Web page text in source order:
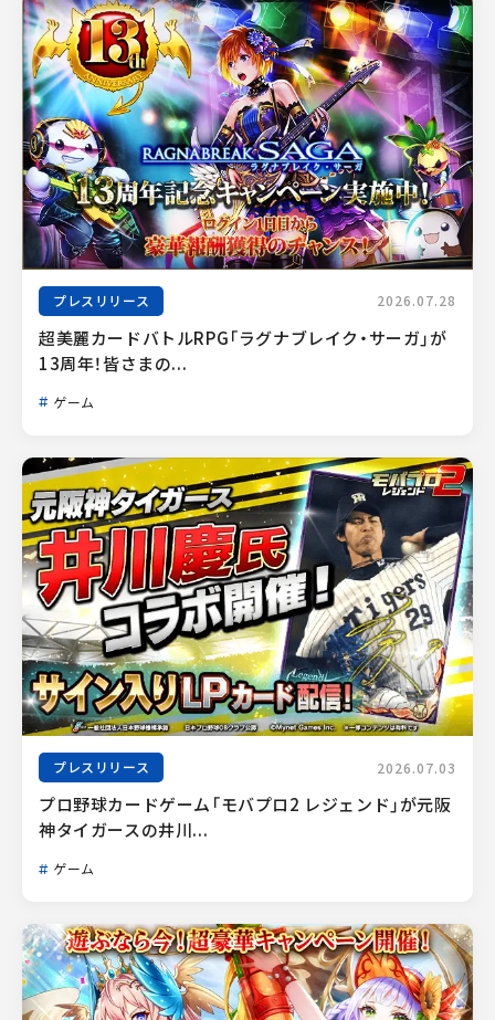
プレスリリース 2026.07.28
超美麗カードバトルRPG「ラグナブレイク・サーガ」が
13周年！皆さまの...
ゲーム
プレスリリース 2026.07.03
プロ野球カードゲーム「モバプロ2 レジェンド」が元阪
神タイガースの井川...
ゲーム